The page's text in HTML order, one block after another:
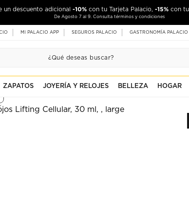
un descuento adicional -10% con tu Tarjeta Palacio, -15% con
De Agosto 7 al 9. Consulta términos y condiciones
MI PALACIO APP SEGUROS PALACIO GASTRONOMÍA PALACIO
ZAPATOS JOYERÍA Y RELOJES BELLEZA HOGAR